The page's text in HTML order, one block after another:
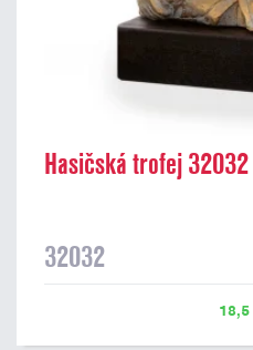
Hasičská trofej 32032
32032
18,5